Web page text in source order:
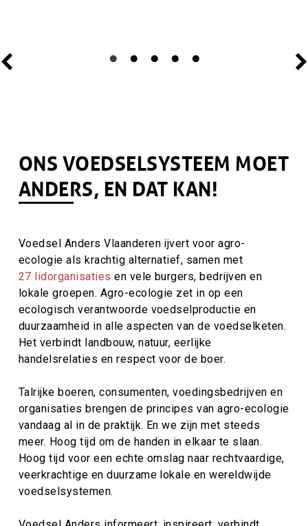
ONS VOEDSELSYSTEEM MOET
ANDERS, EN DAT KAN!
Voedsel Anders Vlaanderen ijvert voor agro-
ecologie als krachtig alternatief, samen met
27 lidorganisaties en vele burgers, bedrijven en
lokale groepen. Agro-ecologie zet in op een
ecologisch verantwoorde voedselproductie en
duurzaamheid in alle aspecten van de voedselketen.
Het verbindt landbouw, natuur, eerlijke
handelsrelaties en respect voor de boer.
Talrijke boeren, consumenten, voedingsbedrijven en
organisaties brengen de principes van agro-ecologie
vandaag al in de praktijk. En we zijn met steeds
meer. Hoog tijd om de handen in elkaar te slaan.
Hoog tijd voor een echte omslag naar rechtvaardige,
veerkrachtige en duurzame lokale en wereldwijde
voedselsystemen.